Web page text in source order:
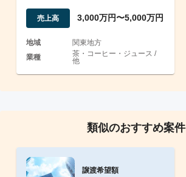
志向に対応した商品造り
売上高 3,000万円〜5,000万円
地域
関東地方
業種
茶・コーヒー・ジュース /
他
類似のおすすめ案件
譲渡希望額